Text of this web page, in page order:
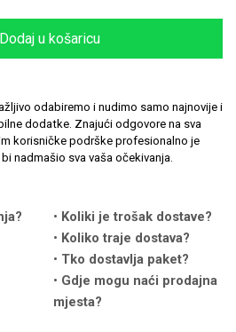
u košaricu
odabiremo i nudimo samo najnovije i
dodatke. Znajući odgovore na sva
korisničke podrške profesionalno je
nadmašio sva vaša očekivanja.
Koliki je trošak dostave?
Koliko traje dostava?
Tko dostavlja paket?
Gdje mogu naći prodajna
mjesta?
Cirkus